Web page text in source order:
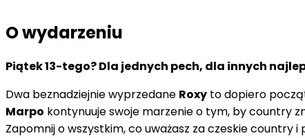
O wydarzeniu
Piątek 13-tego? Dla jednych pech, dla innych
Dwa beznadziejnie wyprzedane Roxy to dopiero
Marpo kontynuuje swoje marzenie o tym, by country
Zapomnij o wszystkim, co uważasz za czeskie country i